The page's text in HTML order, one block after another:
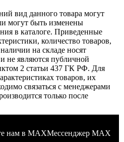
вид данного товара могут
могут быть изменены
в каталоге. Приведенные
количество товаров,
на складе носят
не являются публичной
2 статьи 437 ГК РФ. Для
товаров, их
связаться с менеджерами
только после
Мессенджер MAX